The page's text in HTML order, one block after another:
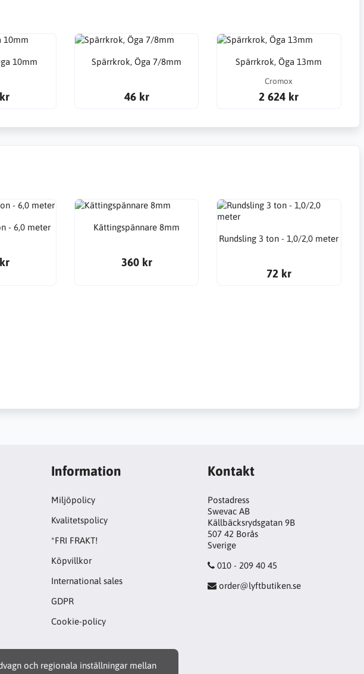
10mm Spärrkrok, Öga 7/8mm
46 kr
Spärrkrok, Öga 13mm
Cromox
2 624 kr
- 6,0 meter Kättingspännare 8mm
360 kr
Rundsling 3 ton - 1,0/2,0 meter
72 kr
och regionala inställningar mellan
Information
Miljöpolicy
Kvalitetspolicy
*FRI FRAKT!
Köpvillkor
International sales
GDPR
Cookie-policy
Kontakt
Postadress
Swevac AB
Källbäcksrydsgatan 9B
507 42 Borås
Sverige
010 - 209 40 45
order@lyftbutiken.se